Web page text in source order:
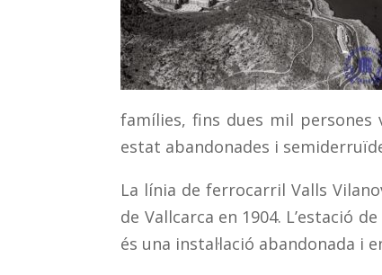
famílies, fins dues mil
estat abandonades i
La línia de ferrocarril Valls
de Vallcarca en 1904. L’estació
és una instal·lació abandonada i